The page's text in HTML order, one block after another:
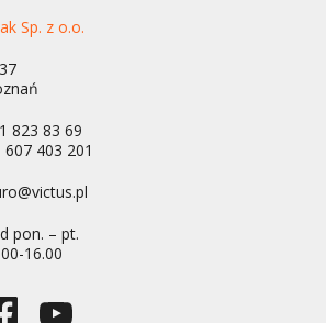
Sp. z o.o.
823 83 69
607 403 201
pon. – pt.
16.00